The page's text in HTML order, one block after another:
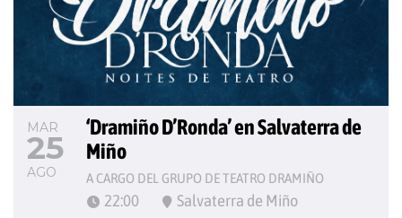
MAR
25
AGO
‘Dramiño D’Ronda’ en Salvaterra de
Miño
A CARGO DEL GRUPO DE TEATRO DRAMIÑO
22:00 Salvaterra de Miño